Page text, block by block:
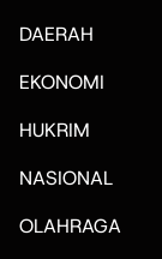
DAERAH
EKONOMI
HUKRIM
NASIONAL
OLAHRAGA